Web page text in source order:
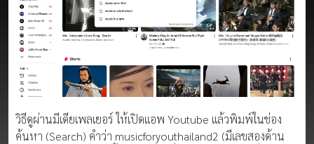
วิธีดูผ่านมีเดียเพลเยอร์ ให้เปิดแอพ Youtube แล้วพิมพ์ในช่อง
ค้นหา (Search) คำว่า musicforyouthailand2 (มีเลขสองด้าน